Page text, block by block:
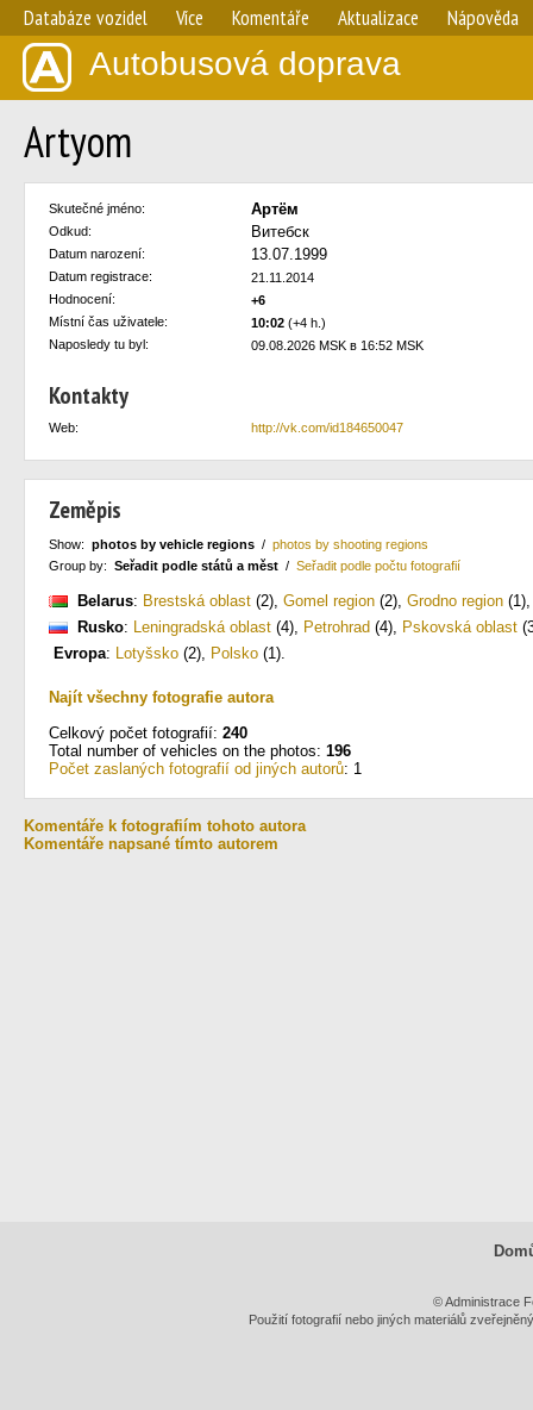
Databáze vozidel Více Komentáře Aktualizace Nápověda
Autobusová doprava
Artyom
Skutečné jméno: Артём
Odkud: Витебск
Datum narození: 13.07.1999
Datum registrace:
21.11.2014
Hodnocení:
+6
Místní čas uživatele:
10:02 (+4 h.)
Naposledy tu byl:
09.08.2026 MSK в 16:52 MSK
Kontakty
Web: http://vk.com/id184650047
Zeměpis
Show: photos by vehicle regions / photos by shooting regions
Group by: Seřadit podle států a měst / Seřadit podle počtu fotografií
Belarus: Brestská oblast (2), Gomel region (2), Grodno region (1)
Rusko: Leningradská oblast (4), Petrohrad (4), Pskovská oblast
Evropa: Lotyšsko (2), Polsko (1).
Najít všechny fotografie autora
Celkový počet fotografií: 240
Total number of vehicles on the photos: 196
Počet zaslaných fotografií od jiných autorů: 1
Komentáře k fotografiím tohoto autora
Komentáře napsané tímto autorem
© Administrace
Použití fotografií nebo jiných materiálů